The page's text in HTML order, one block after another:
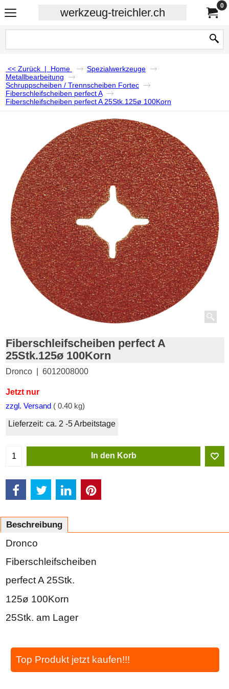
werkzeug-treichler.ch
0
<< Zurück | Home
Spezialwerkzeuge
Metallbearbeitung
Schruppscheiben / Trennscheiben Fortec
Fiberschleifscheiben perfect A
Fiberschleifscheiben perfect A 25Stk.125ø 100Korn
Fiberschleifscheiben perfect A
25Stk.125ø 100Korn
Dronco 6012008000
-50% Jetzt nur
CHF27.50
CHF13.75
Lieferzeit: ca. 2 -5 Arbeitstage
In den Korb
Beschreibung
Dronco
perfect A 25Stk.
25Stk. am Lager